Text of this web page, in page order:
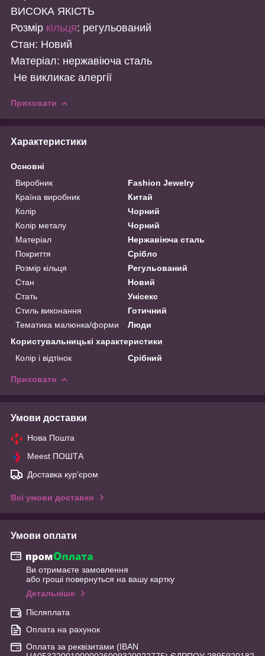
ВИСОКА ЯКІСТЬ
Розмір кільця: регульований
Стан: Новий
Матеріал: нержавіюча сталь
Не викликає алергії
Приховати
Характеристики
Основні
Виробник
Fashion Jewelry
Країна виробник
Китай
Колір
Чорний
Колір металу
Чорний
Матеріал
Нержавіюча сталь
Покриття
Срібло
Розмір кільця
Регульований
Стан
Новий
Стать
Унісекс
Стиль виконання
Готичний
Тематика малюнка/форми
Люди
Користувальницькі характеристики
Колір і відтінок
Срібний
Приховати
Умови доставки
Нова Пошта
Meest ПОШТА
Доставка кур'єром
Всі умови доставки
Умови оплати
Ви отримаєте замовлення
або гроші повернуться на вашу картку
Детальніше
Післяплата
Оплата на рахунок
Оплата за реквізитами (IBAN